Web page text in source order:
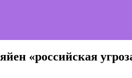
«российская